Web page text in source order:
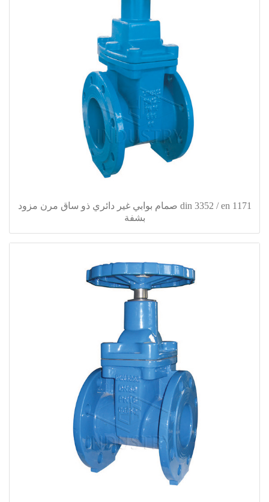
din 3352 / en 1171 صمام بوابي غير دائري ذو ساق مرن مزود
بشفة